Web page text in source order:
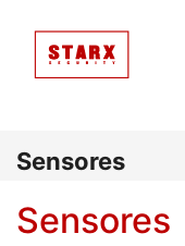
Sensores
Sensores